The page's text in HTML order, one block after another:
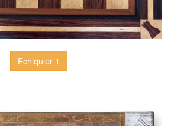
Echiquier 1